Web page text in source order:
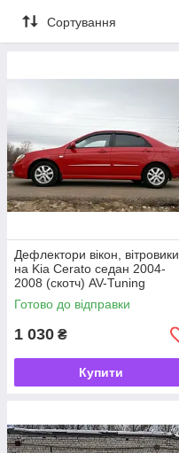
Сортування
Дефлектори вікон, вітровики
на Kia Cerato седан 2004-
2008 (скотч) AV-Tuning
Готово до відправки
1 030 ₴
Купити